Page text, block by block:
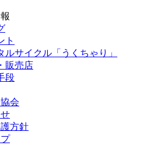
ト
ルサイクル「うくちゃり」
販売店
段
会
方針